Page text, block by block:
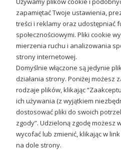
które pomogą Ci w realizacji
stylu życia.
Air Jordan bluza
79,88
Do
Sprawdź nasze
zapamiętać Twoje ustawienia,
treści i reklamy oraz udostępniać
społecznościowymi. Pliki cookie
mierzenia ruchu i analizowania
strony internetowej.
Domyślnie włączone są jedynie
działania strony. Poniżej możesz
rodzaje plików, klikając
ich używania (z wyjątkiem
dostosować pliki do swoich
zgody”. Udzieloną zgodę możesz
wycofać lub zmienić, klikając w
na dole strony.